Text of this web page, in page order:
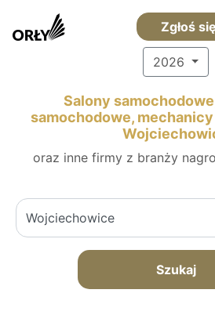
Zgłoś się
2026
Salony
samochodowe,
oraz inne firmy z branży
Szukaj